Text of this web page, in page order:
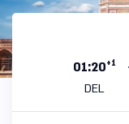
01:20+1
DEL